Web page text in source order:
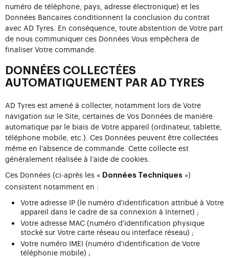
numéro de téléphone, pays, adresse électronique) et les
Données Bancaires conditionnent la conclusion du contrat
avec AD Tyres. En conséquence, toute abstention de Votre part
de nous communiquer ces Données Vous empêchera de
finaliser Votre commande.
DONNÉES COLLECTÉES
AUTOMATIQUEMENT PAR AD TYRES
AD Tyres est amené à collecter, notamment lors de Votre
navigation sur le Site, certaines de Vos Données de manière
automatique par le biais de Votre appareil (ordinateur, tablette,
téléphone mobile, etc.). Ces Données peuvent être collectées
même en l'absence de commande. Cette collecte est
généralement réalisée à l’aide de cookies.
Ces Données (ci-après les « Données Techniques »)
consistent notamment en :
Votre adresse IP (le numéro d'identification attribué à Votre
appareil dans le cadre de sa connexion à Internet) ;
Votre adresse MAC (numéro d'identification physique
stocké sur Votre carte réseau ou interface réseau) ;
Votre numéro IMEI (numéro d'identification de Votre
téléphonie mobile) ;